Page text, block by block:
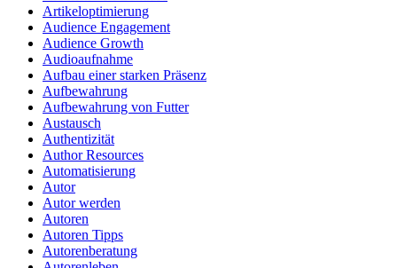
Artikeloptimierung
Audience Engagement
Audience Growth
Audioaufnahme
Aufbau einer starken Präsenz
Aufbewahrung
Aufbewahrung von Futter
Austausch
Authentizität
Author Resources
Automatisierung
Autor
Autor werden
Autoren
Autoren Tipps
Autorenberatung